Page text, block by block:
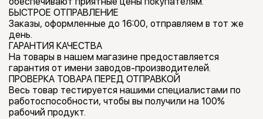
БЫСТРОЕ ОТПРАВЛЕНИЕ
Заказы, оформленные до 16:00, отправляем в тот же
день.
ГАРАНТИЯ КАЧЕСТВА
На товары в нашем магазине предоставляется
гарантия от имени заводов-производителей.
ПРОВЕРКА ТОВАРА ПЕРЕД ОТПРАВКОЙ
Весь товар тестируется нашими специалистами по
работоспособности, чтобы вы получили на 100%
рабочий продукт.